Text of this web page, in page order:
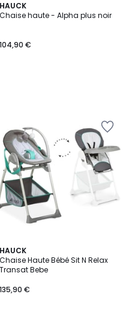
HAUCK
Chaise haute - Alpha plus noir
104,90 €
HAUCK
Chaise Haute Bébé Sit N Relax
Transat Bebe
135,90 €